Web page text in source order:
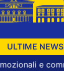
ULTIME NEWS
commerciali